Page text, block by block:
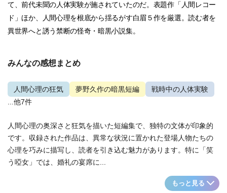
て、前代未聞の人体実験が施されていたのだ。表題作「人間レコー
ド」ほか、人間心理を根底から揺るがす白眉５作を厳選。読む者を
異世界へと誘う禁断の怪奇・暗黒小説集。
みんなの感想まとめ
人間心理の狂気 夢野久作の暗黒短編
戦時中の人体実験
...他7件
人間心理の奥深さと狂気を描いた短編集で、独特の文体が印象的
です。収録された作品は、異常な状況に置かれた登場人物たちの
心理を巧みに描写し、読者を引き込む魅力があります。特に「笑
う啞女」では、婚礼の宴席に...
もっと見る